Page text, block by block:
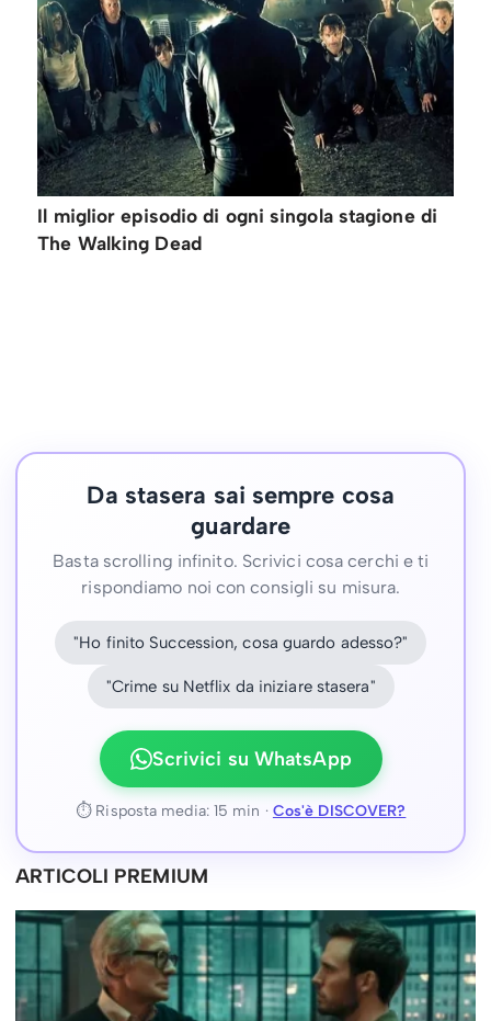
Il miglior episodio di ogni singola stagione di
The Walking Dead
Da stasera sai sempre cosa
guardare
Basta scrolling infinito. Scrivici cosa cerchi e ti
rispondiamo noi con consigli su misura.
"Ho finito Succession, cosa guardo adesso?"
"Crime su Netflix da iniziare stasera"
Scrivici su WhatsApp
⏱ Risposta media: 15 min · Cos'è DISCOVER?
ARTICOLI PREMIUM